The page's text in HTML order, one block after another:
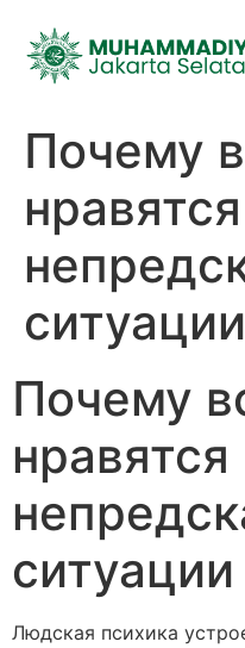
Почему
нравятся
ситуации
Почему
нравятся
ситуации
Людская психика